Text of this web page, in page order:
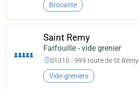
Brocante
Saint Remy
Farfouille - vide grenier
01310 - 999 route de St Rémy
Vide-greniers